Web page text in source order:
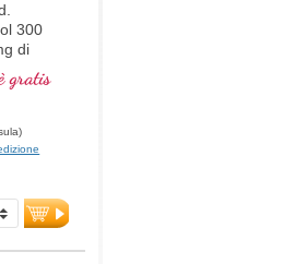
300
di
da
e 5
qualità
gratis